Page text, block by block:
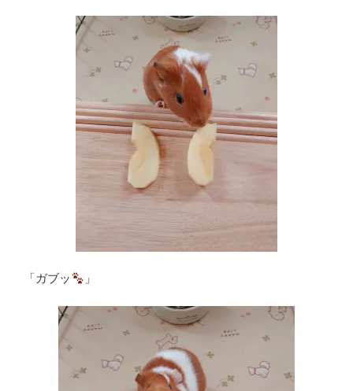
「ガブッ 」